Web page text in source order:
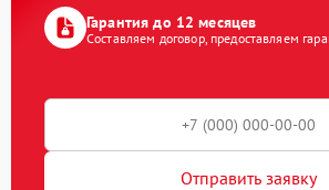
Гарантия до 12 месяцев
Составляем договор, предоставляем
Отправить заявку